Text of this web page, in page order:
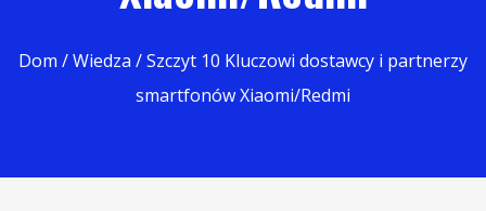
Dom /Wiedza / Szczyt 10 Kluczowi dostawcy i partnerzy
smartfonów Xiaomi/Redmi